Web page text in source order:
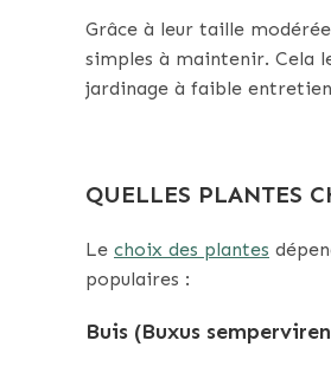
Grâce à leur taille
simples à maintenir. Cela
jardinage à faible
QUELLES PLANTES
Le choix des plantes
populaires :
Buis (Buxus